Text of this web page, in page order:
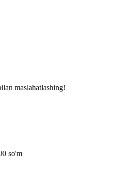
maslahatlashing!
so'm